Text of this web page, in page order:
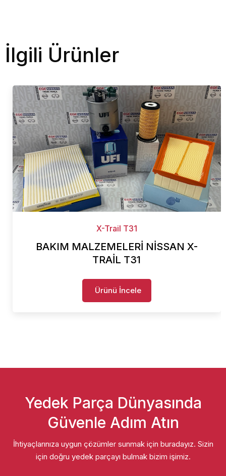
İlgili Ürünler
X-Trail T31
BAKIM MALZEMELERİ NİSSAN X-
TRAİL T31
Ürünü İncele
Yedek Parça Dünyasında
Güvenle Adım Atın
İhtiyaçlarınıza uygun çözümler sunmak için buradayız. Sizin
için doğru yedek parçayı bulmak bizim işimiz.